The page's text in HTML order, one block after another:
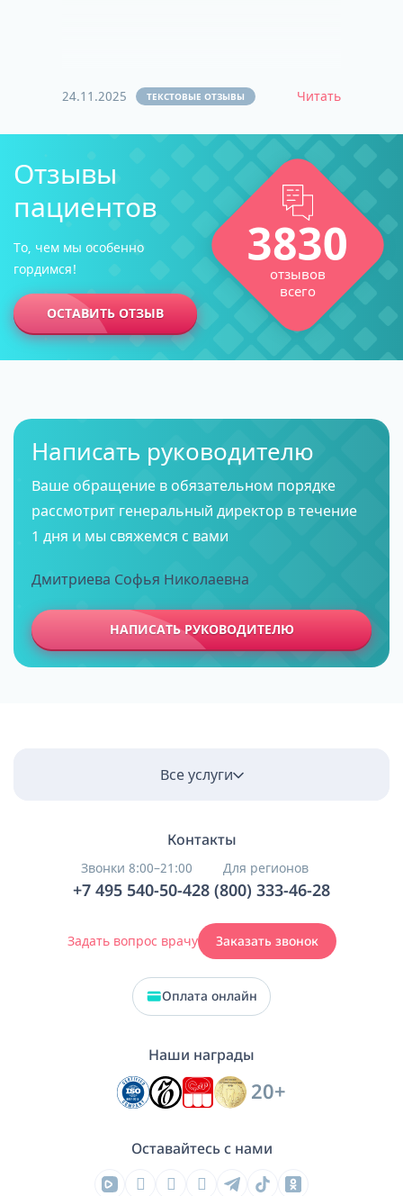
24.11.2025 ТЕКСТОВЫЕ ОТЗЫВЫ Читать
Отзывы
пациентов
То, чем мы особенно
гордимся!
ОСТАВИТЬ ОТЗЫВ
3830
отзывов
всего
Написать руководителю
Ваше обращение в обязательном порядке
рассмотрит генеральный директор в течение
1 дня и мы свяжемся с вами
Дмитриева Софья Николаевна
НАПИСАТЬ РУКОВОДИТЕЛЮ
Все услуги
Контакты
Звонки 8:00–21:00
+7 495 540-50-42
Для регионов
8 (800) 333-46-28
Задать вопрос врачу Заказать звонок
Оплата онлайн
Наши награды
20+
Оставайтесь с нами